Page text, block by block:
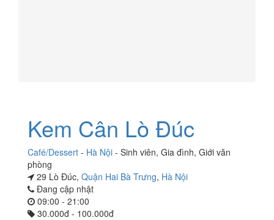
Kem Cân Lò Đúc
Café/Dessert - Hà Nội - Sinh viên, Gia đình, Giới văn
phòng
29 Lò Đúc, Quận Hai Bà Trưng, Hà Nội
Đang cập nhật
09:00 - 21:00
30.000đ - 100.000đ